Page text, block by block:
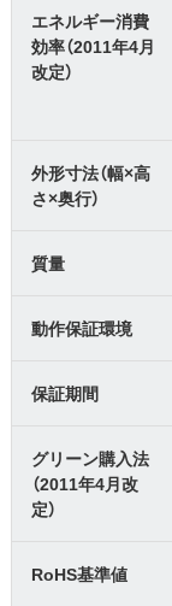
エネルギー消費
効率（2011年4月
改定）
外形寸法（幅×高
さ×奥行）
質量
動作保証環境
保証期間
グリーン購入法
（2011年4月改
定）
RoHS基準値